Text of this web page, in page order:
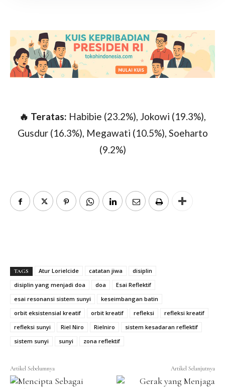
🔥 Teratas: Habibie (23.2%), Jokowi (19.3%),
Gusdur (16.3%), Megawati (10.5%), Soeharto
(9.2%)
TAGS Atur Lorielcide catatan jiwa
disiplin
disiplin yang menjadi doa
doa
Esai Reflektif
esai resonansi sistem sunyi
keseimbangan batin
orbit eksistensial kreatif
orbit kreatif refleksi
refleksi kreatif
refleksi sunyi
Riel Niro Rielniro
sistem kesadaran reflektif
sistem sunyi
sunyi zona reflektif